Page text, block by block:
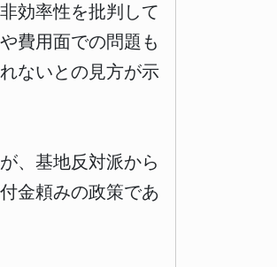
効率性を批判して
費用面での問題も
ないとの見方が示
、基地反対派から
金頼みの政策であ